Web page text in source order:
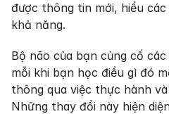
được thông tin mới, hiểu
khả năng.
Bộ não của bạn củng cố
mỗi khi bạn học điều gì đó
thông qua việc thực hành
Những thay đổi này hiện